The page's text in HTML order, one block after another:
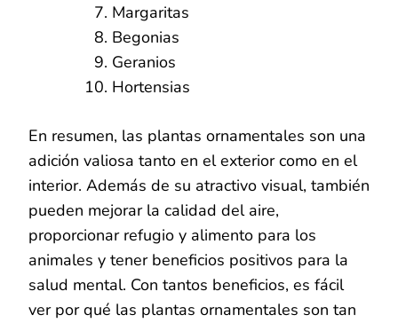
Margaritas
Begonias
Geranios
Hortensias
En resumen, las plantas ornamentales son una
adición valiosa tanto en el exterior como en el
interior. Además de su atractivo visual, también
pueden mejorar la calidad del aire,
proporcionar refugio y alimento para los
animales y tener beneficios positivos para la
salud mental. Con tantos beneficios, es fácil
ver por qué las plantas ornamentales son tan